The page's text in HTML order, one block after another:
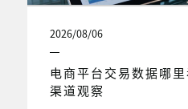
2026/08/06
电商平台交易数据哪
渠道观察